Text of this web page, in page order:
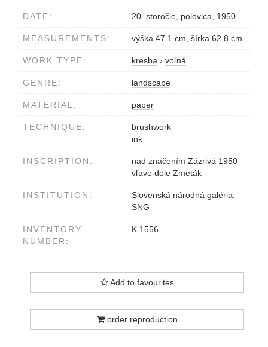
DATE: 20. storočie, polovica, 1950
MEASUREMENTS: výška 47.1 cm, šírka 62.8 cm
WORK TYPE: kresba › voľná
GENRE: landscape
MATERIAL: paper
TECHNIQUE:
brushwork
ink
INSCRIPTION:
nad značením Zázrivá 1950
vľavo dole Zmeták
INSTITUTION:
Slovenská národná galéria,
SNG
INVENTORY
NUMBER:
K 1556
Add to favourites
order reproduction